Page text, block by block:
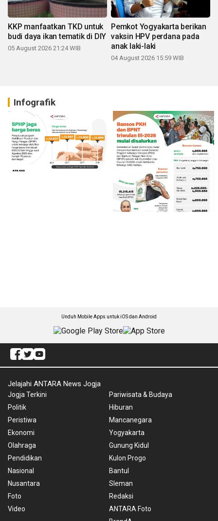
KKP manfaatkan TKD untuk
budi daya ikan tematik di DIY
05 August 2026 21:24 WIB
Pemkot Yogyakarta berikan
vaksin HPV perdana pada
anak laki-laki
04 August 2026 15:59 WIB
Infografik
Unduh Mobile Apps untuk iOS dan Android
Jelajahi ANTARA News Jogja
Jogja Terkini
Politik
Peristiwa
Ekonomi
Olahraga
Pendidikan
Nasional
Nusantara
Foto
Video
Pariwisata & Budaya
Hiburan
Mancanegara
Yogyakarta
Gunung Kidul
Kulon Progo
Bantul
Sleman
Redaksi
ANTARA Foto